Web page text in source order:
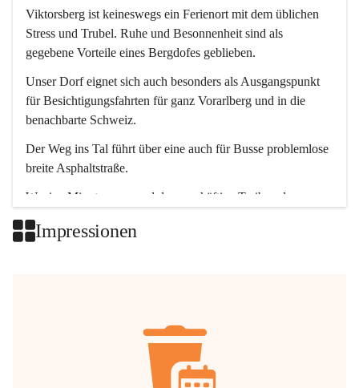
Viktorsberg ist keineswegs ein Ferienort mit dem üblichen
Stress und Trubel. Ruhe und Besonnenheit sind als
gegebene Vorteile eines Bergdofes geblieben.
Unser Dorf eignet sich auch besonders als Ausgangspunkt
für Besichtigungsfahrten für ganz Vorarlberg und in die
benachbarte Schweiz.
Der Weg ins Tal führt über eine auch für Busse problemlose
breite Asphaltstraße.
Wenige Minuten nur, und das geschäftige Treiben der
Impressionen